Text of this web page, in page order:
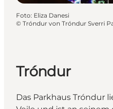
Foto: Eliza Danesi
© Tróndur von Tróndur Sverri
Tróndur
Das Parkhaus Tróndur